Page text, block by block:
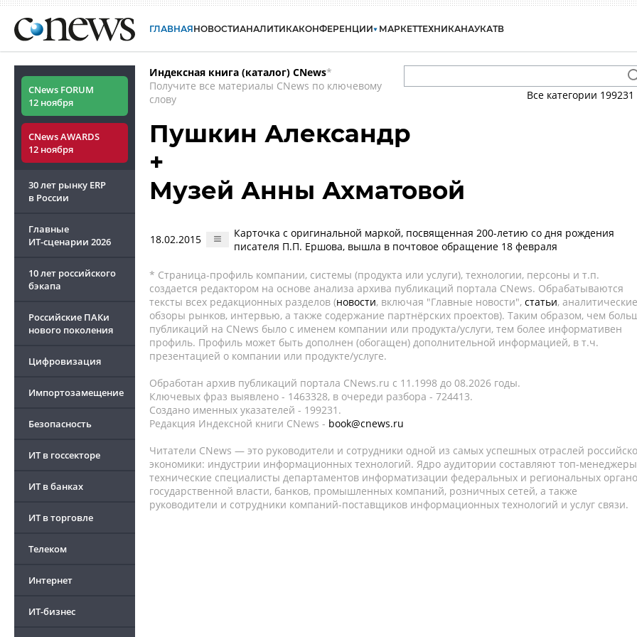
ГЛАВНАЯНОВОСТИАНАЛИТИКАКОНФЕРЕНЦИИ МАРКЕТТЕХНИКАНАУКАТВ
CNews FORUM
12 ноября
CNews AWARDS
12 ноября
30 лет рынку ERP
в России
Главные
ИТ-сценарии 2026
10 лет российского
бэкапа
Российские ПАКи
нового поколения
Цифровизация
Импортозамещение
Безопасность
ИТ в госсекторе
ИТ в банках
ИТ в торговле
Телеком
Интернет
ИТ-бизнес
Индексная книга (каталог) CNews*
Получите все материалы CNews по ключевому
слову
Все категории 199231
Пушкин Александр
+
Музей Анны Ахматовой
18.02.2015
Карточка с оригинальной маркой, посвященная 200-летию со дня рождения
писателя П.П. Ершова, вышла в почтовое обращение 18 февраля
* Страница-профиль компании, системы (продукта или услуги), технологии, персоны и т.п.
создается редактором на основе анализа архива публикаций портала CNews. Обрабатываются
тексты всех редакционных разделов (новости, включая "Главные новости", статьи, аналитические
обзоры рынков, интервью, а также содержание партнёрских проектов). Таким образом, чем
публикаций на CNews было с именем компании или продукта/услуги, тем более информативен
профиль. Профиль может быть дополнен (обогащен) дополнительной информацией, в т.ч.
презентацией о компании или продукте/услуге.
Обработан архив публикаций портала CNews.ru c 11.1998 до 08.2026 годы.
Ключевых фраз выявлено - 1463328, в очереди разбора - 724413.
Создано именных указателей - 199231.
Редакция Индексной книги CNews - book@cnews.ru
Читатели CNews — это руководители и сотрудники одной из самых успешных отраслей
экономики: индустрии информационных технологий. Ядро аудитории составляют топ-
технические специалисты департаментов информатизации федеральных и региональных
государственной власти, банков, промышленных компаний, розничных сетей, а также
руководители и сотрудники компаний-поставщиков информационных технологий и услуг связи.